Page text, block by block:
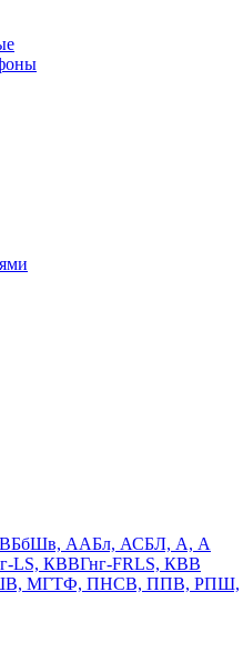
ААБл, АСБЛ, А, А
LS, КВВГнг-FRLS, КВВ
МГТФ, ПНСВ, ППВ, РПШ,